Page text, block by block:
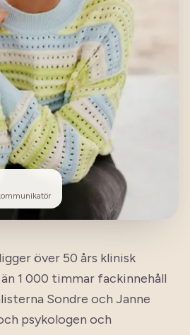
över 50 års klinisk
1 000 timmar fackinnehåll
Sondre och Janne
psykologen och